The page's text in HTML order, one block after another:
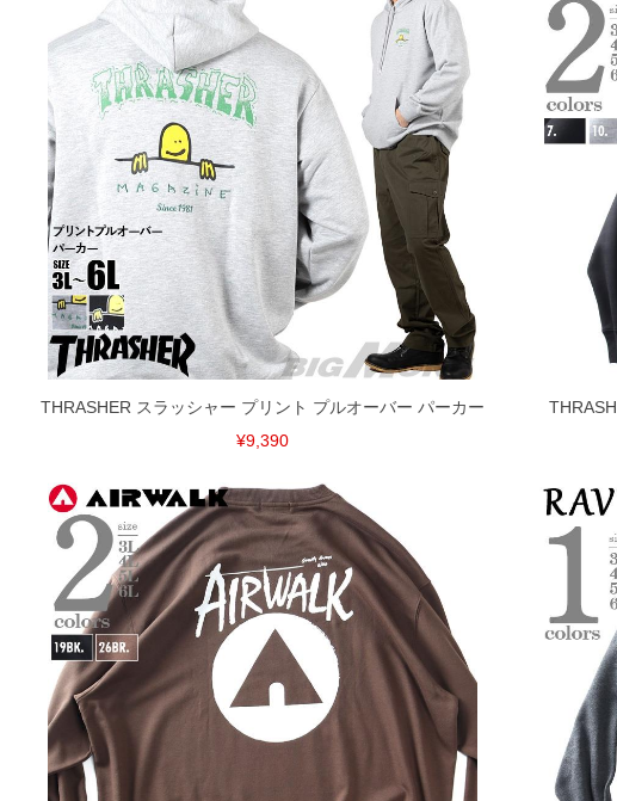
THRASHER スラッシャー プリント プルオーバー パーカー
¥9,390